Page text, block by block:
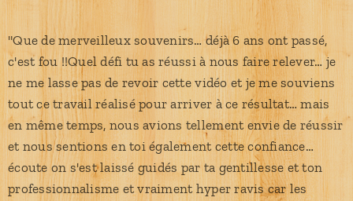
"Que de merveilleux souvenirs… déjà 6 ans ont passé,
c'est fou !!Quel défi tu as réussi à nous faire relever… je
ne me lasse pas de revoir cette vidéo et je me souviens
tout ce travail réalisé pour arriver à ce résultat… mais
en même temps, nous avions tellement envie de réussir
et nous sentions en toi également cette confiance…
écoute on s'est laissé guidés par ta gentillesse et ton
professionnalisme et vraiment hyper ravis car les